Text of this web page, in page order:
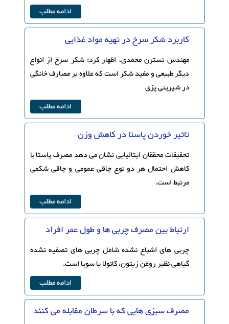
ادامه مطلب
کاربرد شکر سرخ در تهیه مواد غذایی
مهندس نسترن محمدی، اظهار کرد: شکر سرخ از انواع
دیگر طبیعی و مفید شکر است که علاوه بر مصارف خانگی
در شیرینی پزی
ادامه مطلب
تاثیر خوردن پاستا در کاهش وزن
تحقیقات محققان ایتالیایی نشان می دهد مصرف پاستا با
کاهش احتمال هر دو نوع چاقی عمومی و چاقی شکمی
مرتبط است.
ادامه مطلب
ارتباط بین مصرف چربی ها و طول عمر افراد
چربی های اشباع نشده شامل چربی های تصفیه نشده
گیاهی نظیر روغن زیتون، کانولا یا سویا است.
ادامه مطلب
مصرف سبزی هایی که با سرطان مقابله می کنند